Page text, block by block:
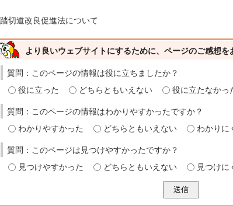
踏切道改良促進法について
より良いウェブサイトにするために、ページのご感想を
質問：このページの情報は役に立ちましたか？
役に立った
どちらともいえない 役に立たなかっ
質問：このページの情報はわかりやすかったですか？
わかりやすかった
どちらともいえない わかりに
質問：このページは見つけやすかったですか？
見つけやすかった
どちらともいえない 見つけに
送信